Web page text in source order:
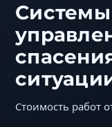
Стоимость работ